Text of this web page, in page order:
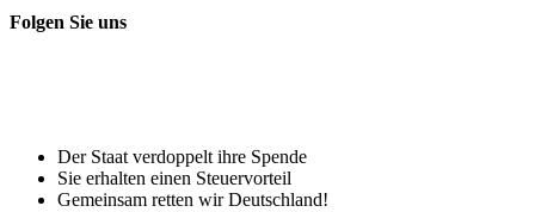
Folgen Sie uns
Der Staat verdoppelt ihre Spende
Sie erhalten einen Steuervorteil
Gemeinsam retten wir Deutschland!